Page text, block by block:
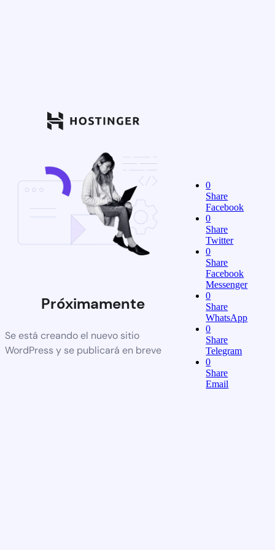
Próximamente
Se está creando el nuevo sitio
WordPress y se publicará en breve
0
Share
Facebook
0
Share
Twitter
0
Share
Facebook
Messenger
0
Share
WhatsApp
0
Share
Telegram
0
Share
Email